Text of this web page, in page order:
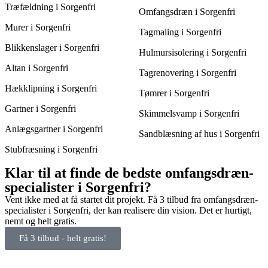
Træfældning i Sorgenfri
Murer i Sorgenfri
Blikkenslager i Sorgenfri
Altan i Sorgenfri
Hækklipning i Sorgenfri
Gartner i Sorgenfri
Anlægsgartner i Sorgenfri
Stubfræsning i Sorgenfri
Omfangsdræn i Sorgenfri
Tagmaling i Sorgenfri
Hulmursisolering i Sorgenfri
Tagrenovering i Sorgenfri
Tømrer i Sorgenfri
Skimmelsvamp i Sorgenfri
Sandblæsning af hus i Sorgenfri
Klar til at finde de bedste omfangsdræn-
specialister i Sorgenfri?
Vent ikke med at få startet dit projekt. Få 3 tilbud fra omfangsdræn-
specialister i Sorgenfri, der kan realisere din vision. Det er hurtigt,
nemt og helt gratis.
Få 3 tilbud - helt gratis!